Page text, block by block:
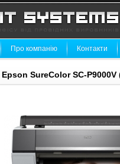
Про компанію Контакти
Epson SureColor SC-P9000V